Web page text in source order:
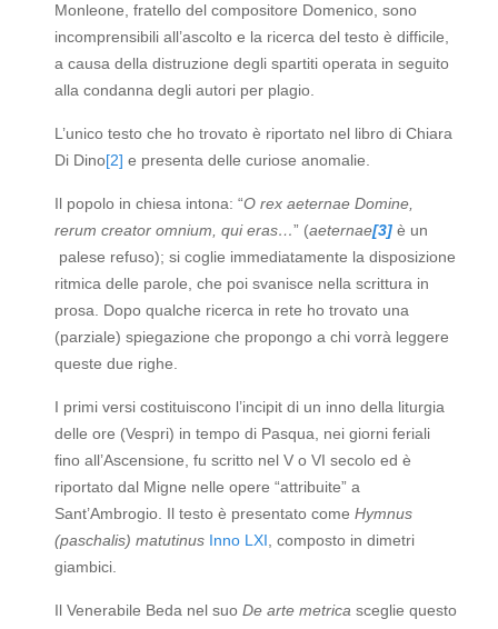
Monleone, fratello del compositore Domenico, sono
incomprensibili all’ascolto e la ricerca del testo è difficile,
a causa della distruzione degli spartiti operata in seguito
alla condanna degli autori per plagio.
L’unico testo che ho trovato è riportato nel libro di Chiara
Di Dino[2] e presenta delle curiose anomalie.
Il popolo in chiesa intona: “O rex aeternae Domine,
rerum creator omnium, qui eras…” (aeternae[3] è un
palese refuso); si coglie immediatamente la disposizione
ritmica delle parole, che poi svanisce nella scrittura in
prosa. Dopo qualche ricerca in rete ho trovato una
(parziale) spiegazione che propongo a chi vorrà leggere
queste due righe.
I primi versi costituiscono l’incipit di un inno della liturgia
delle ore (Vespri) in tempo di Pasqua, nei giorni feriali
fino all’Ascensione, fu scritto nel V o VI secolo ed è
riportato dal Migne nelle opere “attribuite” a
Sant’Ambrogio. Il testo è presentato come Hymnus
(paschalis) matutinus Inno LXI , composto in dimetri
giambici.
Il Venerabile Beda nel suo De arte metrica sceglie questo